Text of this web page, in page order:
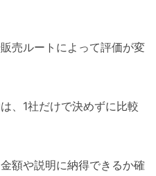
売ルートによって評価が変
、1社だけで決めずに比較
額や説明に納得できるか確